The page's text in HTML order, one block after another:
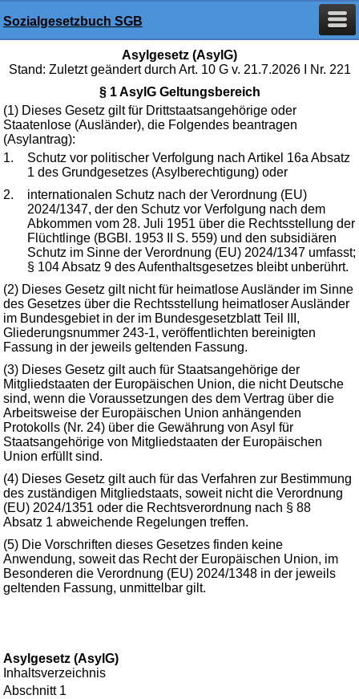
Sozialgesetzbuch SGB
Asylgesetz (AsylG)
Stand: Zuletzt geändert durch Art. 10 G v. 21.7.2026 I Nr. 221
§ 1 AsylG Geltungsbereich
(1) Dieses Gesetz gilt für Drittstaatsangehörige oder
Staatenlose (Ausländer), die Folgendes beantragen
(Asylantrag):
1.
Schutz vor politischer Verfolgung nach Artikel 16a Absatz
1 des Grundgesetzes (Asylberechtigung) oder
2.
internationalen Schutz nach der Verordnung (EU)
2024/1347, der den Schutz vor Verfolgung nach dem
Abkommen vom 28. Juli 1951 über die Rechtsstellung der
Flüchtlinge (BGBl. 1953 II S. 559) und den subsidiären
Schutz im Sinne der Verordnung (EU) 2024/1347 umfasst;
§ 104 Absatz 9 des Aufenthaltsgesetzes bleibt unberührt.
(2) Dieses Gesetz gilt nicht für heimatlose Ausländer im Sinne
des Gesetzes über die Rechtsstellung heimatloser Ausländer
im Bundesgebiet in der im Bundesgesetzblatt Teil III,
Gliederungsnummer 243-1, veröffentlichten bereinigten
Fassung in der jeweils geltenden Fassung.
(3) Dieses Gesetz gilt auch für Staatsangehörige der
Mitgliedstaaten der Europäischen Union, die nicht Deutsche
sind, wenn die Voraussetzungen des dem Vertrag über die
Arbeitsweise der Europäischen Union anhängenden
Protokolls (Nr. 24) über die Gewährung von Asyl für
Staatsangehörige von Mitgliedstaaten der Europäischen
Union erfüllt sind.
(4) Dieses Gesetz gilt auch für das Verfahren zur Bestimmung
des zuständigen Mitgliedstaats, soweit nicht die Verordnung
(EU) 2024/1351 oder die Rechtsverordnung nach § 88
Absatz 1 abweichende Regelungen treffen.
(5) Die Vorschriften dieses Gesetzes finden keine
Anwendung, soweit das Recht der Europäischen Union, im
Besonderen die Verordnung (EU) 2024/1348 in der jeweils
geltenden Fassung, unmittelbar gilt.
Asylgesetz (AsylG)
Inhaltsverzeichnis
Abschnitt 1